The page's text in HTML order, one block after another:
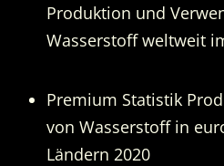
Produktion und
Wasserstoff weltweit
Premium Statistik
von Wasserstoff in
Ländern 2020